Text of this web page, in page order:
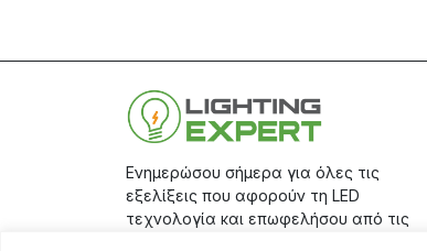
Ενημερώσου σήμερα για όλες τις
εξελίξεις που αφορούν τη LED
τεχνολογία και επωφελήσου από τις